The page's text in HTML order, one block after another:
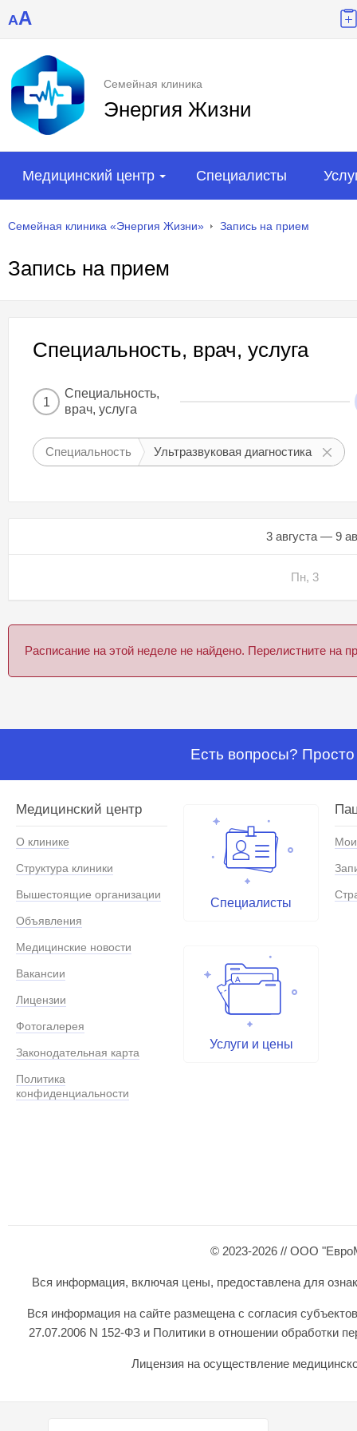
AA
Семейная клиника
Энергия Жизни
Медицинский центр Специалисты
Семейная клиника «Энергия Жизни» Запись на прием
Запись на прием
Специальность, врач, услуга
1
Специальность,
врач, услуга
Специальность Ультразвуковая диагностика
3 августа — 9
Пн, 3
Расписание на этой неделе не найдено. Перелистните
Есть вопросы?
Медицинский центр
О клинике
Структура клиники
Вышестоящие организации
Объявления
Медицинские новости
Вакансии
Лицензии
Фотогалерея
Законодательная карта
Политика
конфиденциальности
Специалисты
Услуги и цены
© 2023-2026 // ООО
Вся информация, включая цены, предоставлена для
Вся информация на сайте размещена с согласия
27.07.2006 N 152-ФЗ и Политики в отношении обработки
Лицензия на осуществление